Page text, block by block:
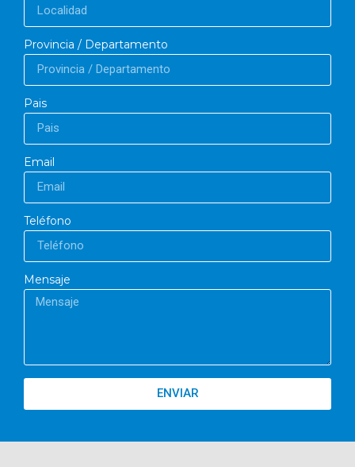
Provincia / Departamento
Pais
Email
Teléfono
Mensaje
ENVIAR